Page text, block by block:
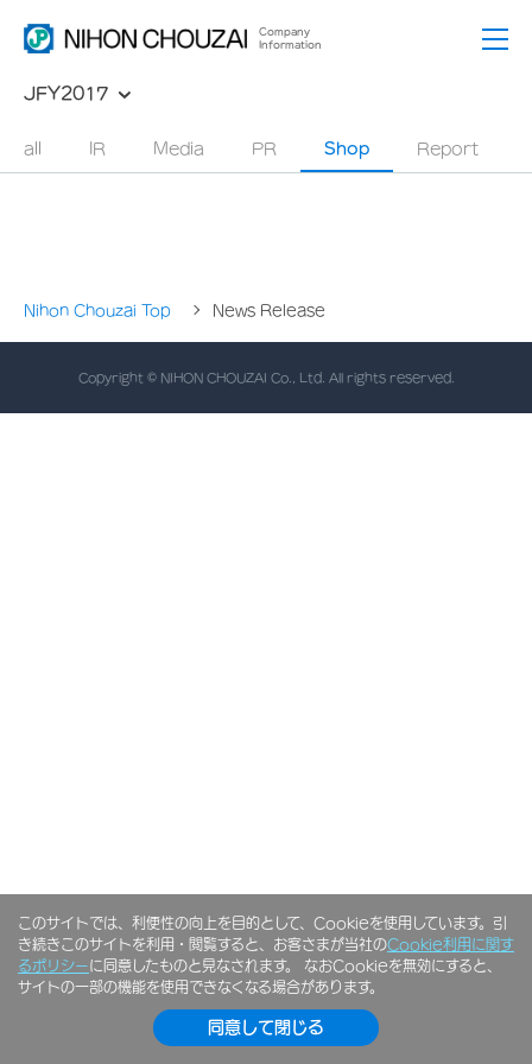
Company
Information
JFY2017
all IR Media PR Shop Report
Nihon Chouzai Top News Release
Copyright © NIHON CHOUZAI Co., Ltd. All rights reserved.
このサイトでは、利便性の向上を目的として、Cookieを使用しています。引
き続きこのサイトを利用・閲覧すると、お客さまが当社のCookie利用に関す
るポリシーに同意したものと見なされます。 なおCookieを無効にすると、
サイトの一部の機能を使用できなくなる場合があります。
同意して閉じる